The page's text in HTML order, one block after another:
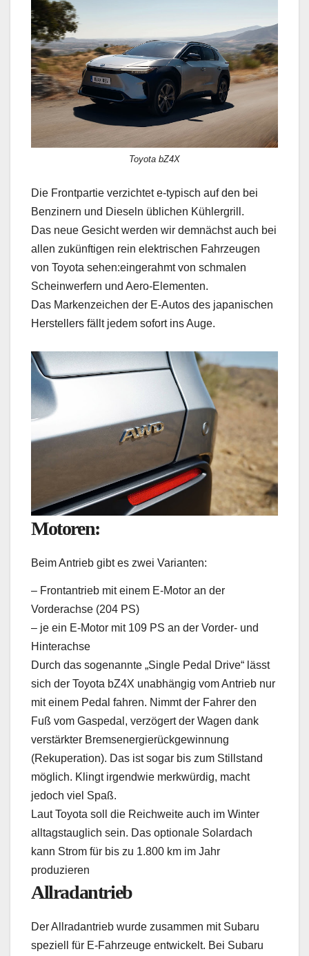
Toyota bZ4X
Die Frontpartie verzichtet e-typisch auf den bei
Benzinern und Dieseln üblichen Kühlergrill.
Das neue Gesicht werden wir demnächst auch bei
allen zukünftigen rein elektrischen Fahrzeugen
von Toyota sehen:eingerahmt von schmalen
Scheinwerfern und Aero-Elementen.
Das Markenzeichen der E-Autos des japanischen
Herstellers fällt jedem sofort ins Auge.
Motoren:
Beim Antrieb gibt es zwei Varianten:
– Frontantrieb mit einem E-Motor an der
Vorderachse (204 PS)
– je ein E-Motor mit 109 PS an der Vorder- und
Hinterachse
Durch das sogenannte „Single Pedal Drive“ lässt
sich der Toyota bZ4X unabhängig vom Antrieb nur
mit einem Pedal fahren. Nimmt der Fahrer den
Fuß vom Gaspedal, verzögert der Wagen dank
verstärkter Bremsenergierückgewinnung
(Rekuperation). Das ist sogar bis zum Stillstand
möglich. Klingt irgendwie merkwürdig, macht
jedoch viel Spaß.
Laut Toyota soll die Reichweite auch im Winter
alltagstauglich sein. Das optionale Solardach
kann Strom für bis zu 1.800 km im Jahr
produzieren
Allradantrieb
Der Allradantrieb wurde zusammen mit Subaru
speziell für E-Fahrzeuge entwickelt. Bei Subaru